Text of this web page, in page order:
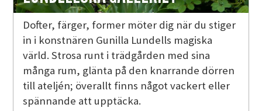
Dofter, färger, former möter dig när du stiger
in i konstnären Gunilla Lundells magiska
värld. Strosa runt i trädgården med sina
många rum, glänta på den knarrande dörren
till ateljén; överallt finns något vackert eller
spännande att upptäcka.